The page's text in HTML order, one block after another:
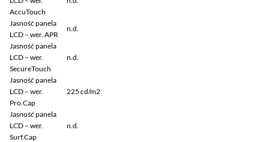
AccuTouch
Jasność panela
LCD – wer. APR
n.d.
Jasność panela
LCD – wer.
SecureTouch
n.d.
Jasność panela
LCD – wer.
Pro.Cap
225 cd/m2
Jasność panela
LCD – wer.
Surf.Cap
n.d.